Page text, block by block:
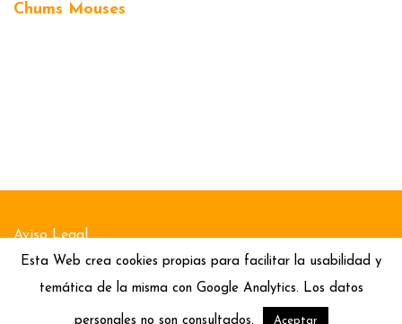
Chums Mouses
Aviso Legal
Esta Web crea cookies propias para facilitar la usabilidad y
temática de la misma con Google Analytics. Los datos
personales no son consultados. Aceptar